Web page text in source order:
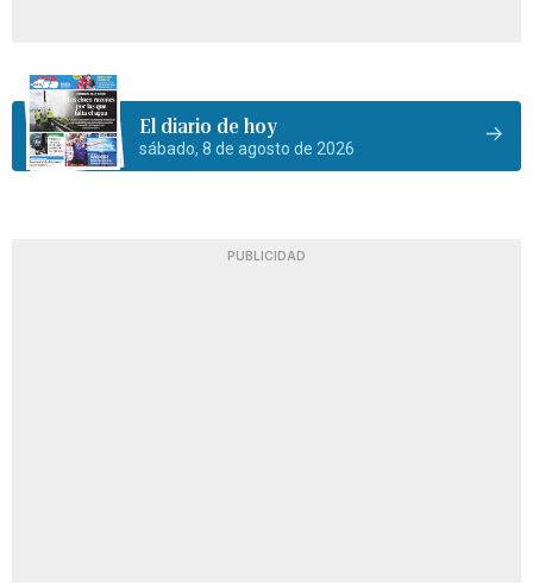
El diario de hoy
sábado, 8 de agosto de 2026
PUBLICIDAD